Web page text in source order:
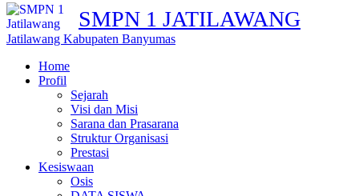
SMPN 1 JATILAWANG
Jatilawang Kabupaten Banyumas
Home
Profil
Sejarah
Visi dan Misi
Sarana dan Prasarana
Struktur Organisasi
Prestasi
Kesiswaan
Osis